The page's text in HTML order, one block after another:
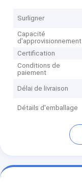
Surligner
Capacité
d'approvisionnement
Certification
Conditions de
paiement
Délai de livraison
Détails d'emballage